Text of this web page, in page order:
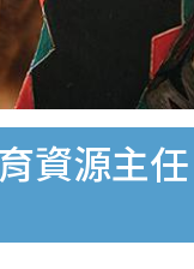
資源主